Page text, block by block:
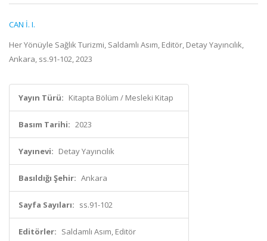
CAN İ. I.
Her Yönüyle Sağlık Turizmi, Saldamlı Asım, Editör, Detay Yayıncılık,
Ankara, ss.91-102, 2023
Yayın Türü: Kitapta Bölüm / Mesleki Kitap
Basım Tarihi: 2023
Yayınevi: Detay Yayıncılık
Basıldığı Şehir: Ankara
Sayfa Sayıları: ss.91-102
Editörler: Saldamlı Asım, Editör